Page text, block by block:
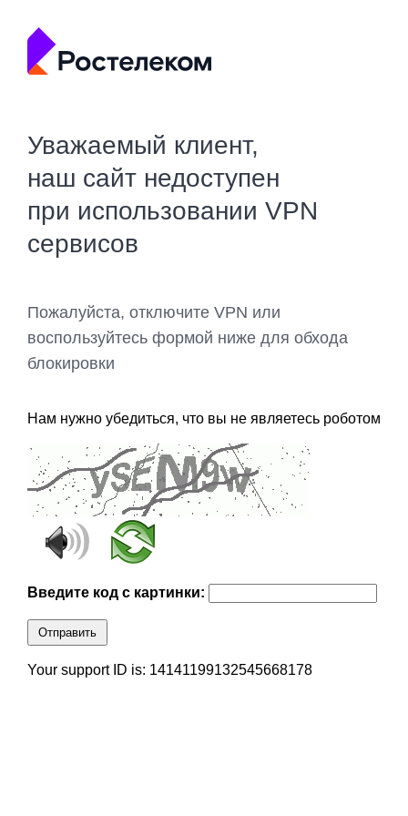
Уважаемый клиент,
наш сайт недоступен
при использовании VPN
сервисов
Пожалуйста, отключите VPN или
воспользуйтесь формой ниже для обхода
блокировки
Нам нужно убедиться, что вы не являетесь роботом
Введите код с картинки:
Отправить
Your support ID is: 14141199132545668178